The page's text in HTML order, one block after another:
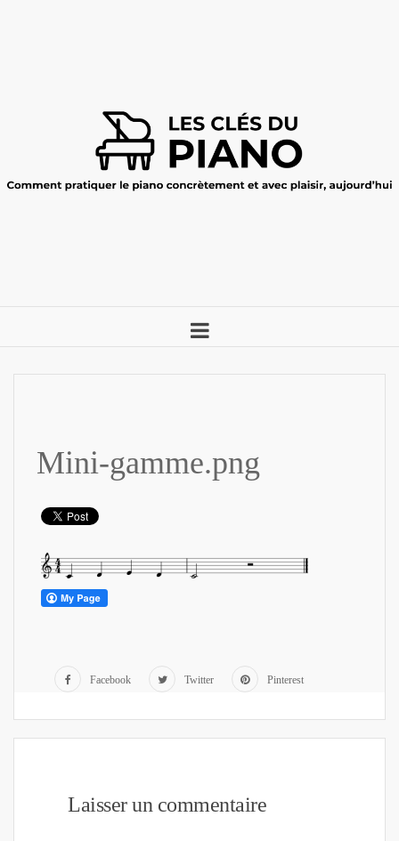
Mini-gamme.png
Facebook Twitter Pinterest
Laisser un commentaire